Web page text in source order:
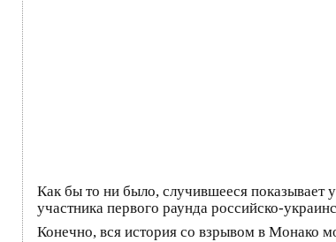
Как бы то ни было, случившееся показывает
участника первого раунда российско-
Конечно, вся история со взрывом в Монако